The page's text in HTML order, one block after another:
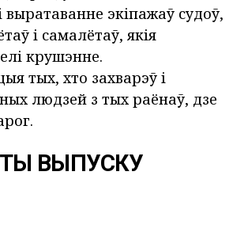
выратаванне экіпажаў судоў,
і самалётаў, якія
крушэнне.
тых, хто захварэў і
людзей з тых раёнаў, дзе
ВЫПУСКУ